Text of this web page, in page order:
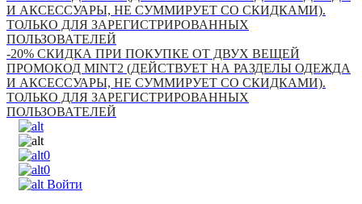
И АКСЕССУАРЫ, НЕ СУММИРУЕТ СО СКИДКАМИ).
ТОЛЬКО ДЛЯ ЗАРЕГИСТРИРОВАННЫХ
ПОЛЬЗОВАТЕЛЕЙ
-20% СКИДКА ПРИ ПОКУПКЕ ОТ ДВУХ ВЕЩЕЙ
ПРОМОКОД MINT2 (ДЕЙСТВУЕТ НА РАЗДЕЛЫ ОДЕЖДА
И АКСЕССУАРЫ, НЕ СУММИРУЕТ СО СКИДКАМИ).
ТОЛЬКО ДЛЯ ЗАРЕГИСТРИРОВАННЫХ
ПОЛЬЗОВАТЕЛЕЙ
0
0
Войти